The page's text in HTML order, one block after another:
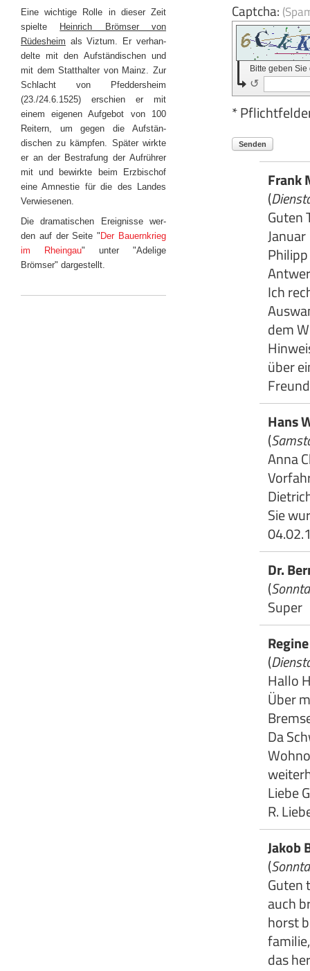
Eine wichtige Rolle in dieser Zeit
spielte
Heinrich Brömser von
Rüdesheim als Viztum. Er verhan-
delte mit den Aufständischen und
mit dem Statthalter von Mainz. Zur
Schlacht von Pfeddersheim
(23./24.6.1525) erschien er mit
einem eigenen Aufgebot von 100
Reitern, um gegen die Aufstän-
dischen zu kämpfen. Später wirkte
er an der Bestrafung der Aufrührer
mit und bewirkte beim Erzbischof
eine Amnestie für die des Landes
Verwiesenen.
Die dramatischen Ereignisse wer-
den auf der Seite " Der Bauernkrieg
im Rheingau" unter "Adelige
Brömser" dargestellt.
Captcha:
Bitte geben
↺
*
Senden
Frank
(
Guten
Ich
dem
über
Hans
(
Anna
Sie
Dr.
(
Super
(
Hallo
Über
Da
Liebe
R.
Jakob
(
Guten
auch
horst
das